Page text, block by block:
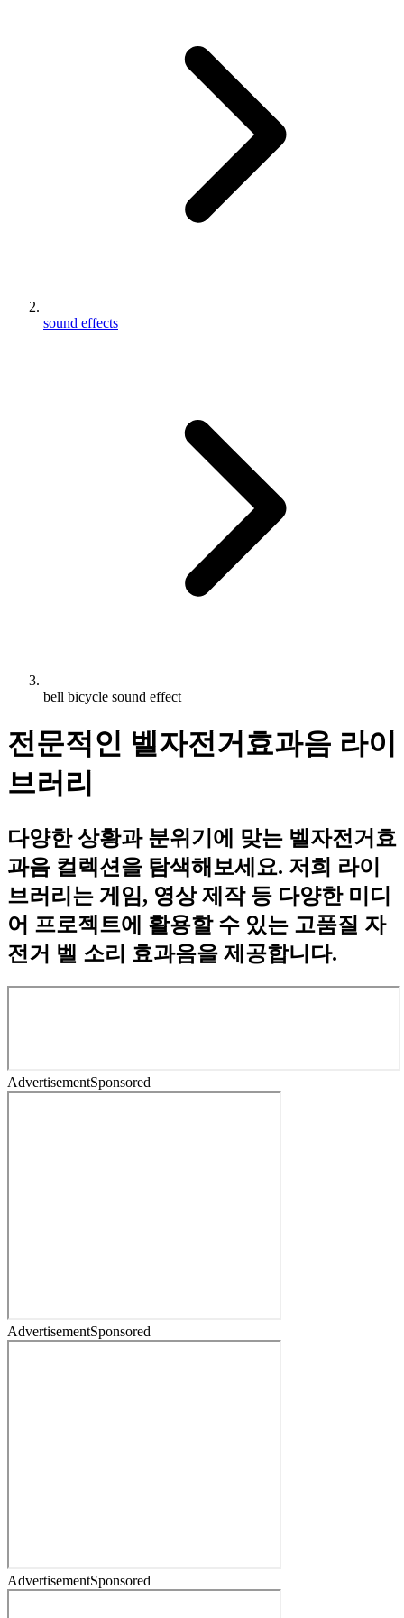
sound effects
bell bicycle sound effect
전문적인 벨자전거효과음 라이
브러리
다양한 상황과 분위기에 맞는 벨자전거효
과음 컬렉션을 탐색해보세요. 저희 라이
브러리는 게임, 영상 제작 등 다양한 미디
어 프로젝트에 활용할 수 있는 고품질 자
전거 벨 소리 효과음을 제공합니다.
AdvertisementSponsored
AdvertisementSponsored
AdvertisementSponsored